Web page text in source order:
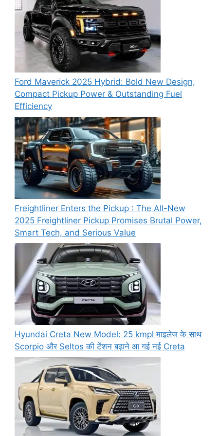
Ford Maverick 2025 Hybrid: Bold New Design,
Compact Pickup Power & Outstanding Fuel
Efficiency
Freightliner Enters the Pickup : The All-New
2025 Freightliner Pickup Promises Brutal Power,
Smart Tech, and Serious Value
Hyundai Creta New Model: 25 kmpl माइलेज के साथ
Scorpio और Seltos की टेंशन बढ़ाने आ गई नई Creta